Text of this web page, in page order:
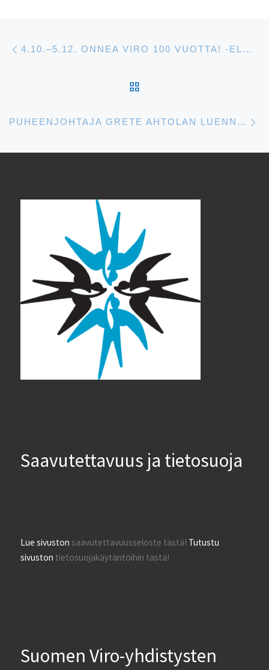
Artikkelien navigointi 4.10.–5.12. ONNEA VIRO 100 VUOTTA! -ELOKUVASARJA ORIONISSA HELSINGISSÄ
PUHEENJOHTAJA GRETE AHTOLAN LUENNOT
Saavutettavuus ja tietosuoja
Lue sivustonsaavutettavuusseloste tästä! Tutustu
sivuston tietosuojakäytäntöihin tästä!
Suomen Viro-yhdistysten